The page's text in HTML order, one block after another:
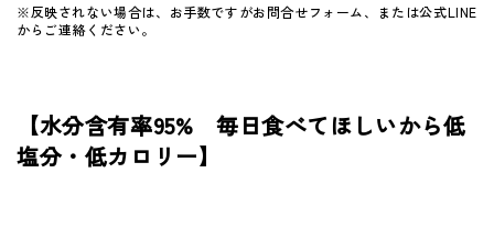
※反映されない場合は、お手数ですがお問合せフォーム、または公式LINE
からご連絡ください。
【水分含有率95% 毎日食べてほしいから低
塩分・低カロリー】